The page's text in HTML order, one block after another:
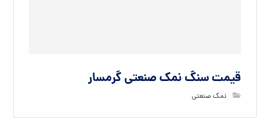
قیمت سنگ نمک صنعتی گرمسار
نمک صنعتی